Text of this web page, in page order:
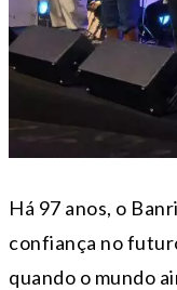
Há 97 anos, o
confiança no
quando o mundo